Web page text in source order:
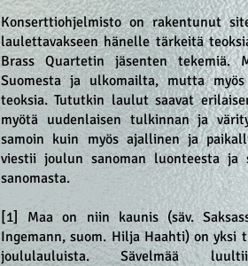
Konserttiohjelmisto on rakentunut
laulettavakseen hänelle tärkeitä
Brass Quartetin jäsenten tekemiä.
Suomesta ja ulkomailta, mutta
teoksia. Tututkin laulut saavat
myötä uudenlaisen tulkinnan ja
samoin kuin myös ajallinen ja
viestii joulun sanoman luonteesta ja
sanomasta.
[1] Maa on niin kaunis (säv.
Ingemann, suom. Hilja Haahti) on
joululauluista. Sävelmää